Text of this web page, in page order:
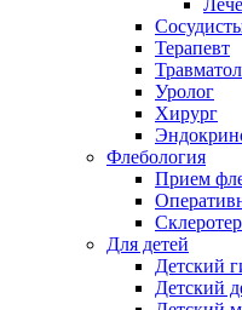
Терапевт
Уролог
Хирург
Флебология
Прием
Для детей
Детский
Детский